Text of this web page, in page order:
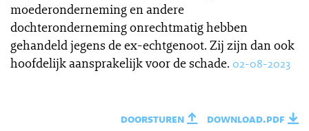
moederonderneming en andere
dochteronderneming onrechtmatig hebben
gehandeld jegens de ex-echtgenoot. Zij zijn dan ook
hoofdelijk aansprakelijk voor de schade. 02-08-2023
doorsturen download.pdf